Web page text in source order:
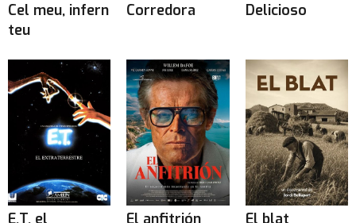
Cel meu, infern
teu
Corredora Delicioso